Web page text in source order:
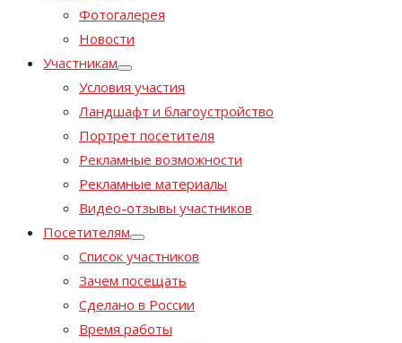
Фотогалерея
Новости
Участникам
Условия участия
Ландшафт и благоустройство
Портрет посетителя
Рекламные возможности
Рекламные материалы
Видео-отзывы участников
Посетителям
Список участников
Зачем посещать
Сделано в России
Время работы